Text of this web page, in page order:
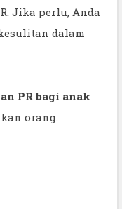
Jika perlu, Anda
dalam
PR bagi anak
orang.